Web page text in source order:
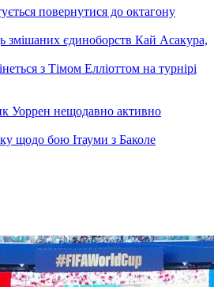
повернутися до октагону
з Тімом Елліоттом на турнірі
щодо бою Ітауми з Баколе